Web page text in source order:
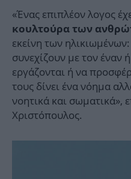
«Ένας επιπλέον λογος
κουλτούρα των
εκείνη των
συνεχίζουν με τον έναν
εργάζονται ή να
τους δίνει ένα νόημα
νοητικά και σωματικά»,
Χριστόπουλος.